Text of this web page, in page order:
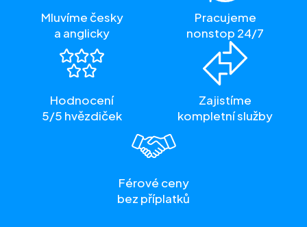
Mluvíme česky
a anglicky
Pracujeme
nonstop 24/7
Hodnocení
5/5 hvězdiček
Zajistíme
kompletní služby
Férové ceny
bez příplatků